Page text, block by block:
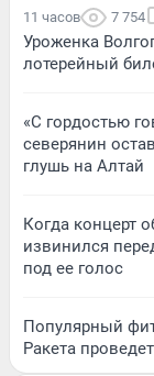
11 часов 7 754
Уроженка
лотерейный
«С гордостью
северянин
глушь на Алтай
Когда концерт
извинился
под ее голос
Популярный
Ракета